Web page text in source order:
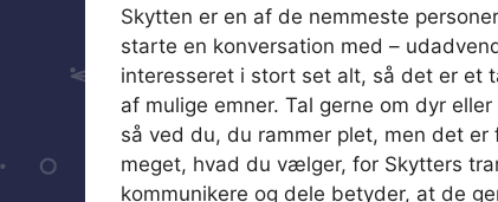
Skytten er en af de nemmeste
starte en konversation med –
interesseret i stort set alt, så det er et
af mulige emner. Tal gerne om dyr
så ved du, du rammer plet, men det er
meget, hvad du vælger, for Skytters
kommunikere og dele betyder, at de